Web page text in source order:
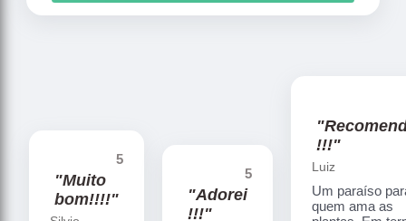
5
"Muito
bom!!!!"
5
"Adorei
!!!"
!!!"
Luiz
Um paraíso
quem ama as